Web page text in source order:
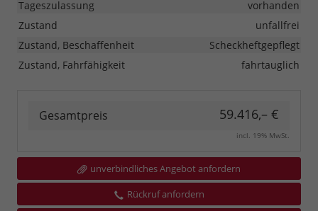
Tageszulassung
vorhanden
Zustand
unfallfrei
Zustand, Beschaffenheit
Scheckheftgepflegt
Zustand, Fahrfähigkeit
fahrtauglich
Gesamtpreis 59.416,– €
incl. 19% MwSt.
unverbindliches Angebot anfordern
Rückruf anfordern